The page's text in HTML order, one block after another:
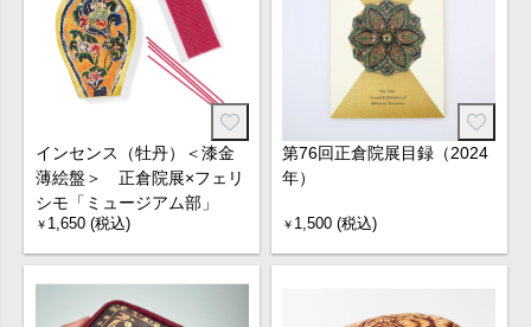
インセンス（牡丹）＜漆金
薄絵盤＞ 正倉院展×フェリ
シモ「ミュージアム部」
￥ 1,650 (税込)
第76回正倉院展目録（2024
年）
￥ 1,500 (税込)